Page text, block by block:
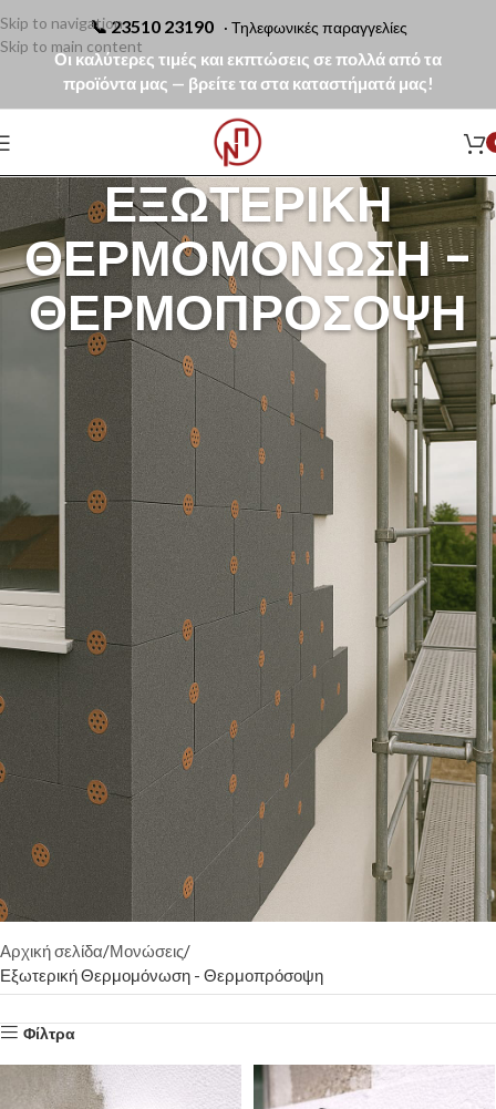
📞23510 23190 · Τηλεφωνικές παραγγελίες
Οι καλύτερες τιμές και εκπτώσεις σε πολλά από τα
προϊόντα μας — βρείτε τα στα καταστήματά μας!
Skip to navigation
Skip to main content
ΕΞΩΤΕΡΙΚΉ
ΘΕΡΜΟΜΌΝΩΣΗ -
ΘΕΡΜΟΠΡΌΣΟΨΗ
εξωτερική θερμομόνωση – θερμοπρόσοψηαποτελεί
ολοκληρωμένο σύστημα ενεργειακής αναβάθμισης που εφαρμόζεται
στην εξωτερική τοιχοποιία του κτιρίου, μειώνοντας σημαντικά τις
θερμικές απώλειες και προστατεύοντας την πρόσοψη από υγρασία,
ρηγματώσεις και καιρικές καταπονήσεις.
Αν θέλετε να μάθετε αναλυτικά πώς λειτουργεί ένα σύστημα
θερμοπρόσοψης, δείτε τον πλήρη οδηγό για την
εξωτερική
θερμομόνωση
Στην κατηγορία θα βρείτε όλα τα απαραίτητα υλικά για την πλήρη
εφαρμογή συστήματος θερμοπρόσοψης (ETICS):
Μονωτικές πλάκες (EPS, XPS, πετροβάμβακα)
Κόλλες επικόλλησης και βασικού επιχρίσματος
Υαλόπλέγματα και γωνιόκρανα
Βύσματα στερέωσης
Αστάρια και τελικά επιχρίσματα
Εξειδικευμένα εργαλεία εφαρμογής
Τα προϊόντα καλύπτουν οικιακές και επαγγελματικές εφαρμογές,
προσφέροντας ενεργειακή εξοικονόμηση, βελτίωση θερμικής άνεσης,
αντοχή στον χρόνο και αισθητικά άρτιο αποτέλεσμα σύμφωνα με τα
σύγχρονα ευρωπαϊκά πρότυπα.
Χρειάζεστε βοήθεια για την επιλογή των κατάλληλων υλικών;
Η
ομάδα της N-Papageorgiou είναι στη διάθεσή σας για να σας προτείνει
την κατάλληλη λύση για το έργο σας. Καλέστε μας στο
23510 23190.
Αρχική σελίδα Μονώσεις
Εξωτερική Θερμομόνωση - Θερμοπρόσοψη